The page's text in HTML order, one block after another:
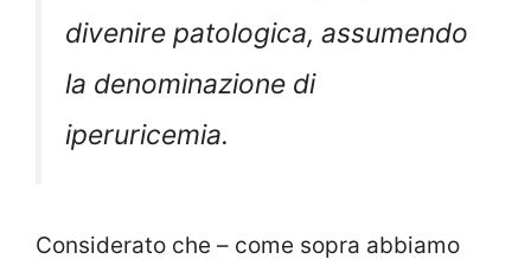
divenire patologica, assumendo
la denominazione di
iperuricemia.
Considerato che – come sopra abbiamo